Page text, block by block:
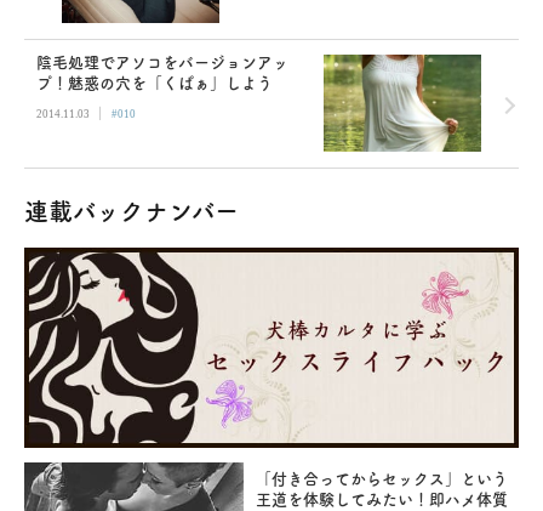
陰毛処理でアソコをバージョンアッ
プ！魅惑の穴を「くぱぁ」しよう
2014.11.03 | #010
連載バックナンバー
「付き合ってからセックス」という
王道を体験してみたい！即ハメ体質